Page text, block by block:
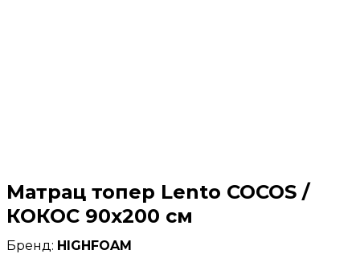
Матрац топер Lento COCOS /
КОКОС 90x200 см
HIGHFOAM